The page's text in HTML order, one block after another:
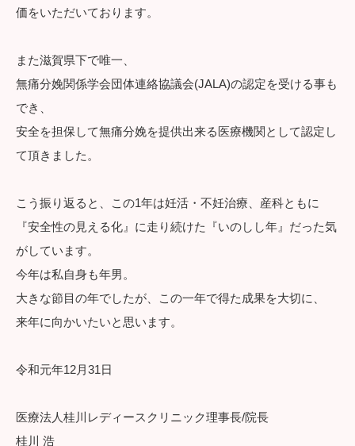
価をいただいております。
また滋賀県下で唯一、
無痛分娩関係学会団体連絡協議会(JALA)の認定を受ける事も
でき、
安全を担保して無痛分娩を提供出来る医療機関として認定し
て頂きました。
こう振り返ると、この1年は妊活・不妊治療、産科ともに
『安全性の見える化』に走り続けた『いのしし年』だった気
がしています。
今年は私自身も年男。
大きな節目の年でしたが、この一年で得た成果を大切に、
来年に向かいたいと思います。
令和元年12月31日
医療法人桂川レディースクリニック理事長/院長
桂川 浩